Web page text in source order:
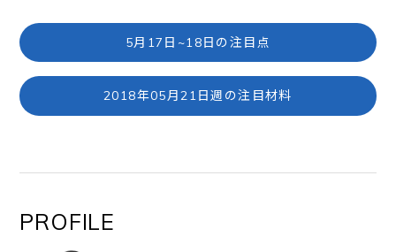
5月17日~18日の注目点
2018年05月21日週の注目材料
PROFILE